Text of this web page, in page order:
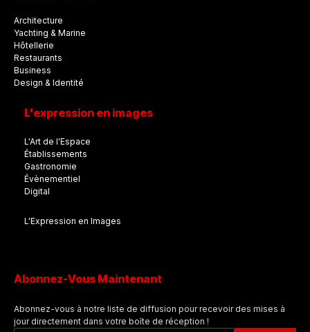
Architecture
Yachting & Marine
Hôtellerie
Restaurants
Business
Design & Identité
L'expression en images
L'Art de l'Espace
Établissements
Gastronomie
Évènementiel
Digital
L'Expression en Images
Abonnez-Vous Maintenant
Abonnez-vous à notre liste de diffusion pour recevoir des mises à
jour directement dans votre boîte de réception !